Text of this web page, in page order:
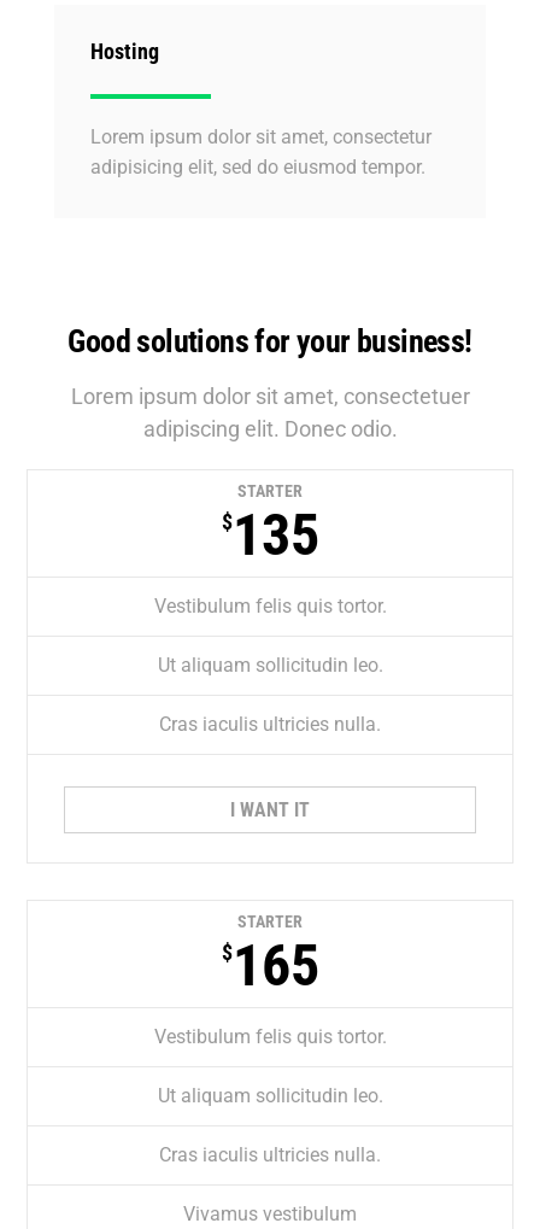
Hosting
Lorem ipsum dolor sit amet, consectetur
adipisicing elit, sed do eiusmod tempor.
Good solutions for your business!
Lorem ipsum dolor sit amet, consectetuer
adipiscing elit. Donec odio.
STARTER
$135
Vestibulum felis quis tortor.
Ut aliquam sollicitudin leo.
Cras iaculis ultricies nulla.
I WANT IT
STARTER
$165
Vestibulum felis quis tortor.
Ut aliquam sollicitudin leo.
Cras iaculis ultricies nulla.
Vivamus vestibulum